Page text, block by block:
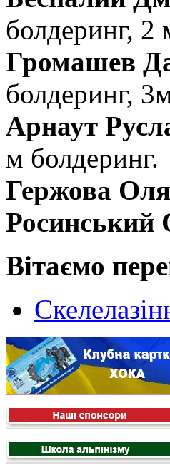
болдеринг, 2
Громашев
болдеринг,
Арнаут
м болдеринг.
Гержова Оля
Росинський
Вітаємо